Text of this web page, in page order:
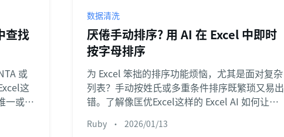
查找
或
这
一或不
数据清洗
厌倦手动排序? 用 AI 在 Excel 中即时
按字母排序
为 Excel 笨拙的排序功能烦恼，尤其是面对复杂
列表？手动按姓氏或多重条件排序既繁琐又易出
错。了解像匡优Excel这样的 Excel AI 如何让你
意数据集。
Ruby • 2026/01/13